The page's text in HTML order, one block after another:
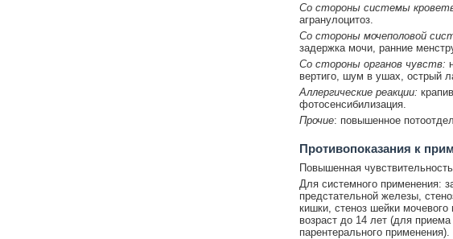
Со стороны системы
агранулоцитоз.
Со стороны мочеполовой
задержка мочи, ранние
Со стороны органов чувств:
вертиго, шум в ушах, острый
Аллергические реакции:
фотосенсибилизация.
Прочие: повышенное
Противопоказания к
Повышенная
Для системного применения:
предстательной железы,
кишки, стеноз шейки
возраст до 14 лет (для
парентерального применения).